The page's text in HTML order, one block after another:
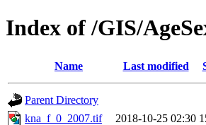
Index of /GIS/
Name Last modified
Parent Directory
kna_f_0_2007.tif
2018-10-25 02:30